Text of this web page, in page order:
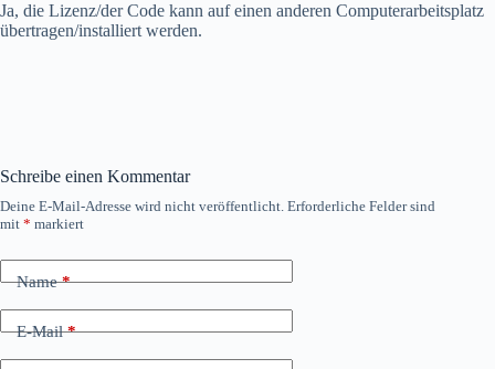
Ja, die Lizenz/der Code kann auf einen anderen Computerarbeitsplatz
übertragen/installiert werden.
Schreibe einen Kommentar
Deine E-Mail-Adresse wird nicht veröffentlicht. Erforderliche Felder sind
mit * markiert
Name*
E-Mail*